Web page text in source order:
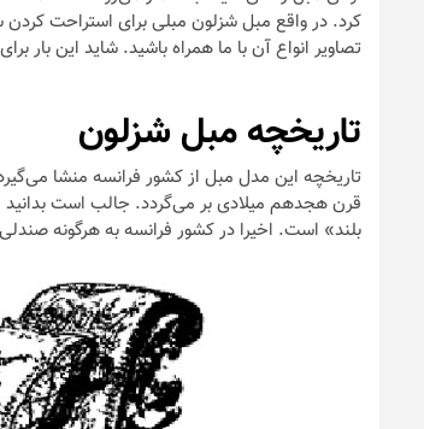
کرد. در واقع مبل شزلون مبلی برای استراحت کردن
تصاویر انواع آن با ما همراه باشید. شاید این بار
تاریخچه مبل شزلون
تاریخچه این مدل مبل از کشور فرانسه منشا
قرن هجدهم میلادی بر می‌گردد. جالب است
بلند» است. اخیرا در کشور فرانسه به هرگونه